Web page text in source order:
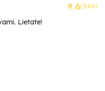
9.6(349)
Lietate!